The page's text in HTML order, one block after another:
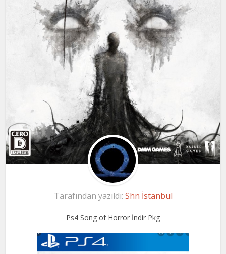
Tarafından yazıldı: Shn İstanbul
Ps4 Song of Horror İndir Pkg